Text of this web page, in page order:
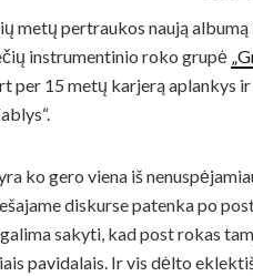
metų pertraukos naują
instrumentinio roko grupė
per 15 metų karjerą aplankys ir
yra ko gero viena iš
diskurse patenka po
sakyti, kad post rokas
pavidalais. Ir vis dėlto